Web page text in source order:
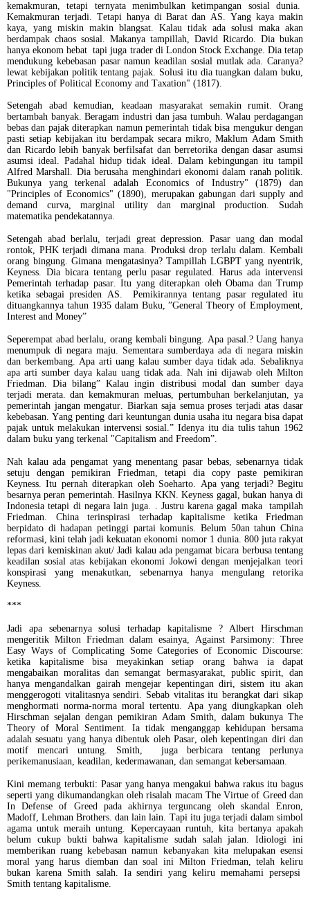
kemakmuran, tetapi ternyata menimbulkan ketimpangan sosial dunia.
Kemakmuran terjadi. Tetapi hanya di Barat dan AS. Yang kaya makin
kaya, yang miskin makin blangsat. Kalau tidak ada solusi maka akan
berdampak chaos sosial. Makanya tampillah, David Ricardo. Dia bukan
hanya ekonom hebat tapi juga trader di London Stock Exchange. Dia tetap
mendukung kebebasan pasar namun keadilan sosial mutlak ada. Caranya?
lewat kebijakan politik tentang pajak. Solusi itu dia tuangkan dalam buku,
Principles of Political Economy and Taxation" (1817).
Setengah abad kemudian, keadaan masyarakat semakin rumit. Orang
bertambah banyak. Beragam industri dan jasa tumbuh. Walau perdagangan
bebas dan pajak diterapkan namun pemerintah tidak bisa mengukur dengan
pasti setiap kebijakan itu berdampak secara mikro, Maklum Adam Smith
dan Ricardo lebih banyak berfilsafat dan berretorika dengan dasar asumsi
asumsi ideal. Padahal hidup tidak ideal. Dalam kebingungan itu tampil
Alfred Marshall. Dia berusaha menghindari ekonomi dalam ranah politik.
Bukunya yang terkenal adalah Economics of Industry" (1879) dan
"Principles of Economics" (1890), merupakan gabungan dari supply and
demand curva, marginal utility dan marginal production. Sudah
matematika pendekatannya.
Setengah abad berlalu, terjadi great depression. Pasar uang dan modal
rontok, PHK terjadi dimana mana. Produksi drop terlalu dalam. Kembali
orang bingung. Gimana mengatasinya? Tampillah LGBPT yang nyentrik,
Keyness. Dia bicara tentang perlu pasar regulated. Harus ada intervensi
Pemerintah terhadap pasar. Itu yang diterapkan oleh Obama dan Trump
ketika sebagai presiden AS. Pemikirannya tentang pasar regulated itu
dituangkannya tahun 1935 dalam Buku, ”General Theory of Employment,
Interest and Money”
Seperempat abad berlalu, orang kembali bingung. Apa pasal.? Uang hanya
menumpuk di negara maju. Sementara sumberdaya ada di negara miskin
dan berkembang. Apa arti uang kalau sumber daya tidak ada. Sebaliknya
apa arti sumber daya kalau uang tidak ada. Nah ini dijawab oleh Milton
Friedman. Dia bilang” Kalau ingin distribusi modal dan sumber daya
terjadi merata. dan kemakmuran meluas, pertumbuhan berkelanjutan, ya
pemerintah jangan mengatur. Biarkan saja semua proses terjadi atas dasar
kebebasan. Yang penting dari keuntungan dunia usaha itu negara bisa dapat
pajak untuk melakukan intervensi sosial.” Idenya itu dia tulis tahun 1962
dalam buku yang terkenal "Capitalism and Freedom”.
Nah kalau ada pengamat yang menentang pasar bebas, sebenarnya tidak
setuju dengan pemikiran Friedman, tetapi dia copy paste pemikiran
Keyness. Itu pernah diterapkan oleh Soeharto. Apa yang terjadi? Begitu
besarnya peran pemerintah. Hasilnya KKN. Keyness gagal, bukan hanya di
Indonesia tetapi di negara lain juga. . Justru karena gagal maka tampilah
Friedman. China terinspirasi terhadap kapitalisme ketika Friedman
berpidato di hadapan petinggi partai komunis. Belum 50an tahun China
reformasi, kini telah jadi kekuatan ekonomi nomor 1 dunia. 800 juta rakyat
lepas dari kemiskinan akut/ Jadi kalau ada pengamat bicara berbusa tentang
keadilan sosial atas kebijakan ekonomi Jokowi dengan menjejalkan teori
konspirasi yang menakutkan, sebenarnya hanya mengulang retorika
Keyness.
***
Jadi apa sebenarnya solusi terhadap kapitalisme ? Albert Hirschman
mengeritik Milton Friedman dalam esainya, Against Parsimony: Three
Easy Ways of Complicating Some Categories of Economic Discourse:
ketika kapitalisme bisa meyakinkan setiap orang bahwa ia dapat
mengabaikan moralitas dan semangat bermasyarakat, public spirit, dan
hanya mengandalkan gairah mengejar kepentingan diri, sistem itu akan
menggerogoti vitalitasnya sendiri. Sebab vitalitas itu berangkat dari sikap
menghormati norma-norma moral tertentu. Apa yang diungkapkan oleh
Hirschman sejalan dengan pemikiran Adam Smith, dalam bukunya The
Theory of Moral Sentiment. Ia tidak menganggap kehidupan bersama
adalah sesuatu yang hanya dibentuk oleh Pasar, oleh kepentingan diri dan
motif mencari untung. Smith, juga berbicara tentang perlunya
perikemanusiaan, keadilan, kedermawanan, dan semangat kebersamaan.
Kini memang terbukti: Pasar yang hanya mengakui bahwa rakus itu bagus
seperti yang dikumandangkan oleh risalah macam The Virtue of Greed dan
In Defense of Greed pada akhirnya terguncang oleh skandal Enron,
Madoff, Lehman Brothers. dan lain lain. Tapi itu juga terjadi dalam simbol
agama untuk meraih untung. Kepercayaan runtuh, kita bertanya apakah
belum cukup bukti bahwa kapitalisme sudah salah jalan. Idiologi ini
memberikan ruang kebebasan namun kebanyakan kita melupakan esensi
moral yang harus diemban dan soal ini Milton Friedman, telah keliru
bukan karena Smith salah. Ia sendiri yang keliru memahami persepsi
Smith tentang kapitalisme.